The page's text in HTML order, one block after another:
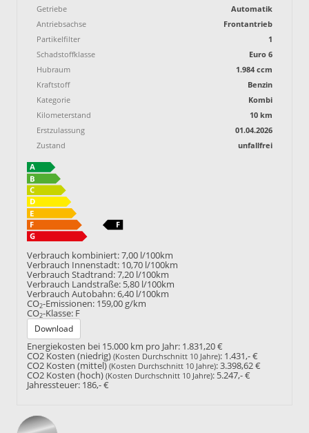
Getriebe
Automatik
Antriebsachse
Frontantrieb
Partikelfilter
1
Schadstoffklasse
Euro 6
Hubraum
1.984 ccm
Kraftstoff
Benzin
Kategorie
Kombi
Kilometerstand
10 km
Erstzulassung
01.04.2026
Zustand
unfallfrei
Verbrauch kombiniert:7,00 l/100km
Verbrauch Innenstadt: 10,70 l/100km
Verbrauch Stadtrand:7,20 l/100km
Verbrauch Landstraße: 5,80 l/100km
Verbrauch Autobahn:6,40 l/100km
CO2-Emissionen: 159,00 g/km
CO2-Klasse: F
Download
Energiekosten bei 15.000 km pro Jahr: 1.831,20 €
CO2 Kosten (niedrig) (Kosten Durchschnitt 10 Jahre): 1.431,- €
CO2 Kosten (mittel) (Kosten Durchschnitt 10 Jahre):3.398,62 €
CO2 Kosten (hoch) (Kosten Durchschnitt 10 Jahre): 5.247,- €
Jahressteuer: 186,- €